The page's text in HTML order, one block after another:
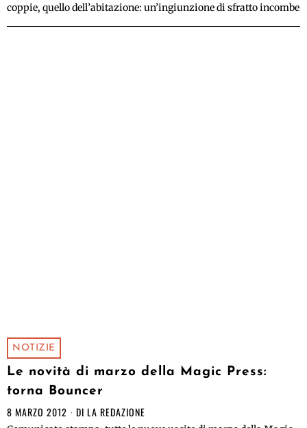
coppie, quello dell’abitazione: un’ingiunzione di sfratto incombe
NOTIZIE
Le novità di marzo della Magic Press:
torna Bouncer
8 MARZO 2012 DI LA REDAZIONE